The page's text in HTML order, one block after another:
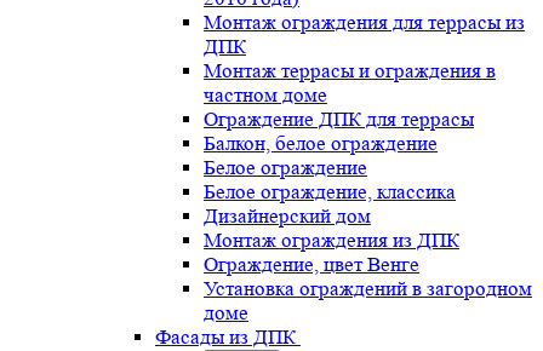
Монтаж ограждения для террасы из
ДПК
Монтаж террасы и ограждения в
частном доме
Ограждение ДПК для террасы
Балкон, белое ограждение
Белое ограждение
Белое ограждение, классика
Дизайнерский дом
Монтаж ограждения из ДПК
Ограждение, цвет Венге
Установка ограждений в загородном
доме
Фасады из ДПК